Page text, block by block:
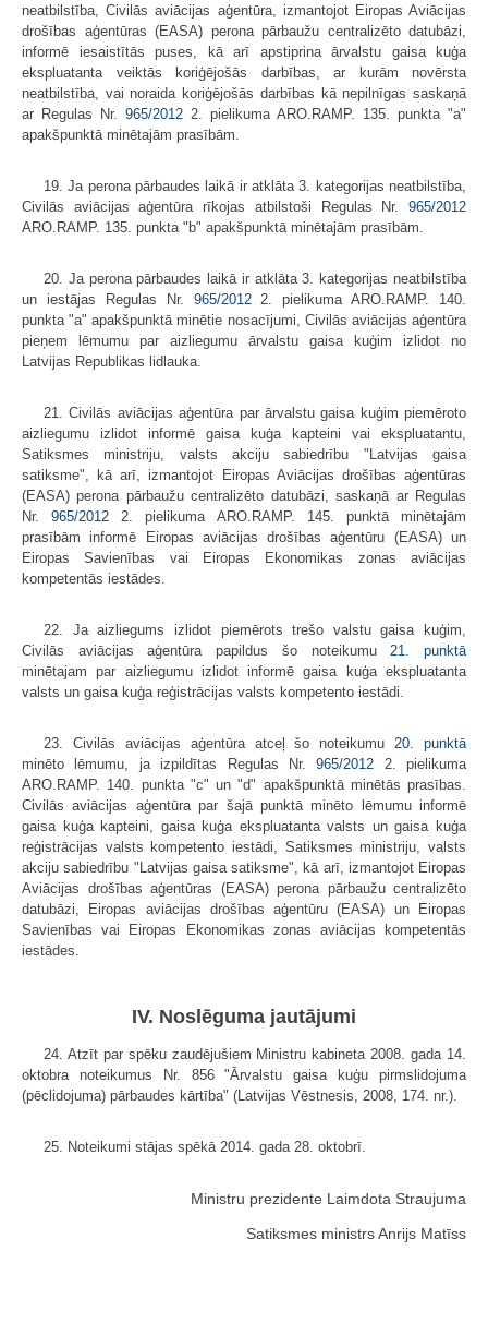
neatbilstība, Civilās aviācijas aģentūra, izmantojot Eiropas Aviācijas
drošības aģentūras (EASA) perona pārbaužu centralizēto datubāzi,
informē iesaistītās puses, kā arī apstiprina ārvalstu gaisa kuģa
ekspluatanta veiktās koriģējošās darbības, ar kurām novērsta
neatbilstība, vai noraida koriģējošās darbības kā nepilnīgas saskaņā
ar Regulas Nr. 965/2012 2. pielikuma ARO.RAMP. 135. punkta "a"
apakšpunktā minētajām prasībām.
19. Ja perona pārbaudes laikā ir atklāta 3. kategorijas neatbilstība,
Civilās aviācijas aģentūra rīkojas atbilstoši Regulas Nr. 965/2012
ARO.RAMP. 135. punkta "b" apakšpunktā minētajām prasībām.
20. Ja perona pārbaudes laikā ir atklāta 3. kategorijas neatbilstība
un iestājas Regulas Nr. 965/20122. pielikuma ARO.RAMP. 140.
punkta "a" apakšpunktā minētie nosacījumi, Civilās aviācijas aģentūra
pieņem lēmumu par aizliegumu ārvalstu gaisa kuģim izlidot no
Latvijas Republikas lidlauka.
21. Civilās aviācijas aģentūra par ārvalstu gaisa kuģim piemēroto
aizliegumu izlidot informē gaisa kuģa kapteini vai ekspluatantu,
Satiksmes ministriju, valsts akciju sabiedrību "Latvijas gaisa
satiksme", kā arī, izmantojot Eiropas Aviācijas drošības aģentūras
(EASA) perona pārbaužu centralizēto datubāzi, saskaņā ar Regulas
Nr.965/2012 2. pielikuma ARO.RAMP. 145. punktā minētajām
prasībām informē Eiropas aviācijas drošības aģentūru (EASA) un
Eiropas Savienības vai Eiropas Ekonomikas zonas aviācijas
kompetentās iestādes.
22. Ja aizliegums izlidot piemērots trešo valstu gaisa kuģim,
Civilās aviācijas aģentūra papildus šo noteikumu 21. punktā
minētajam par aizliegumu izlidot informē gaisa kuģa ekspluatanta
valsts un gaisa kuģa reģistrācijas valsts kompetento iestādi.
23. Civilās aviācijas aģentūra atceļ šo noteikumu 20. punktā
minēto lēmumu, ja izpildītas Regulas Nr.965/2012 2. pielikuma
ARO.RAMP. 140. punkta "c" un "d" apakšpunktā minētās prasības.
Civilās aviācijas aģentūra par šajā punktā minēto lēmumu informē
gaisa kuģa kapteini, gaisa kuģa ekspluatanta valsts un gaisa kuģa
reģistrācijas valsts kompetento iestādi, Satiksmes ministriju, valsts
akciju sabiedrību "Latvijas gaisa satiksme", kā arī, izmantojot Eiropas
Aviācijas drošības aģentūras (EASA) perona pārbaužu centralizēto
datubāzi, Eiropas aviācijas drošības aģentūru (EASA) un Eiropas
Savienības vai Eiropas Ekonomikas zonas aviācijas kompetentās
iestādes.
IV. Noslēguma jautājumi
24. Atzīt par spēku zaudējušiem Ministru kabineta 2008. gada 14.
oktobra noteikumus Nr. 856 "Ārvalstu gaisa kuģu pirmslidojuma
(pēclidojuma) pārbaudes kārtība" (Latvijas Vēstnesis, 2008, 174. nr.).
25. Noteikumi stājas spēkā 2014. gada 28. oktobrī.
Ministru prezidente Laimdota Straujuma
Satiksmes ministrs Anrijs Matīss